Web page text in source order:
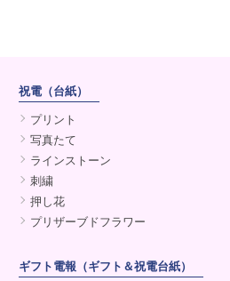
祝電（台紙）
プリント
写真たて
ラインストーン
刺繍
押し花
プリザーブドフラワー
ギフト電報（ギフト＆祝電台紙）